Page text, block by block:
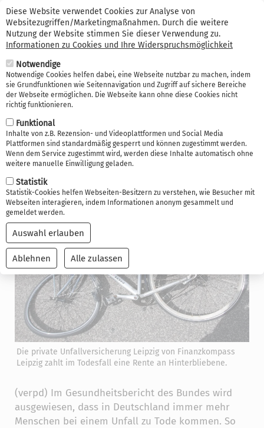
Direkt
zum
Inhalt
Kontakt (0341) 99 38 66 56 Erstinformation
Suche
Private Unfallversicheru
ng Leipzig
Die private Unfallversicherung Leipzig von Finanzkompass
Leipzig zahlt im Todesfall eine Rente an Hinterbliebene.
(verpd) Im Gesundheitsbericht des Bundes wird
ausgewiesen, dass in Deutschland immer mehr
Menschen bei einem Unfall zu Tode kommen. So
Diese Website verwendet Cookies zur Analyse von
Websitezugriffen/Marketingmaßnahmen. Durch die weitere
Nutzung der Website stimmen Sie dieser Verwendung zu.
Informationen zu Cookies und Ihre Widerspruchsmöglichkeit
Notwendige
Notwendige Cookies helfen dabei, eine Webseite nutzbar zu machen, indem
sie Grundfunktionen wie Seitennavigation und Zugriff auf sichere Bereiche
der Webseite ermöglichen. Die Webseite kann ohne diese Cookies nicht
richtig funktionieren.
Funktional
Inhalte von z.B. Rezension- und Videoplattformen und Social Media
Plattformen sind standardmäßig gesperrt und können zugestimmt werden.
Wenn dem Service zugestimmt wird, werden diese Inhalte automatisch ohne
weitere manuelle Einwilligung geladen.
Statistik
Statistik-Cookies helfen Webseiten-Besitzern zu verstehen, wie Besucher mit
Webseiten interagieren, indem Informationen anonym gesammelt und
gemeldet werden.
Auswahl erlauben
Ablehnen Alle zulassen